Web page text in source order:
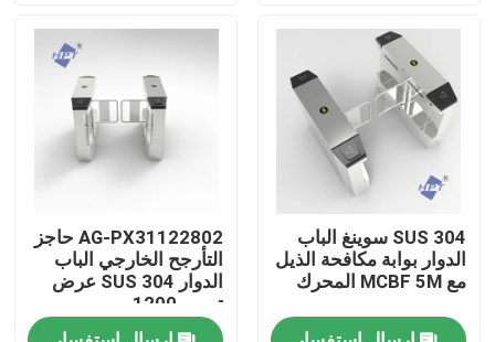
منزل
المنتجات
أشرطة فيديو
حول بنا
جولة في المعمل
SUS 304 سوينغ الباب
الدوار بوابة مكافحة الذيل
مع MCBF 5M المحرك
AG-PX31122802 حاجز
التأرجح الخارجي الباب
الدوار SUS 304 عرض
تمرير 1200 مم